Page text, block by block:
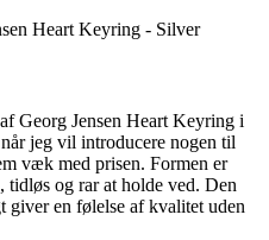
Georg Jensen Heart Keyring i
jeg vil introducere nogen til
væk med prisen. Formen er
tidløs og rar at holde ved. Den
giver en følelse af kvalitet uden